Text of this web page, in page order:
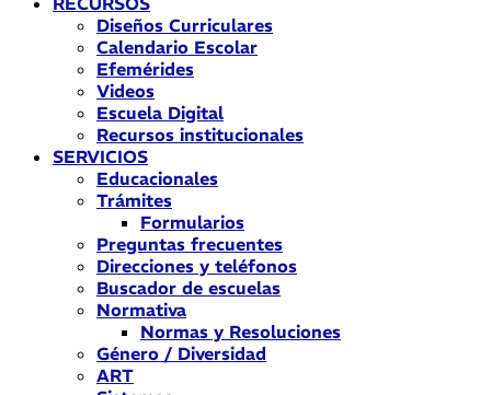
Diseños Curriculares
Calendario Escolar
Efemérides
Videos
Escuela Digital
Recursos institucionales
SERVICIOS
Educacionales
Trámites
Formularios
Preguntas frecuentes
Direcciones y teléfonos
Buscador de escuelas
Normativa
Normas y Resoluciones
Género / Diversidad
ART